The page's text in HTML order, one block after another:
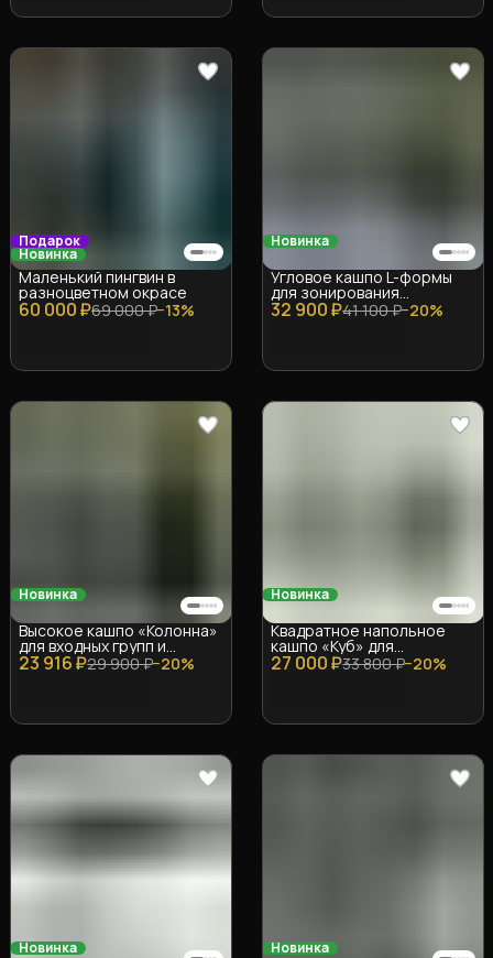
Подарок
Новинка
60 000 ₽69 000 ₽−13%
Маленький пингвин в
разноцветном окрасе
Новинка
32 900 ₽41 100 ₽−20%
Угловое кашпо L-формы
для зонирования
(Стеклопластик, цвет на
выбор)
Новинка
23 916 ₽29 900 ₽−20%
Высокое кашпо «Колонна»
для входных групп и
интерьера
(Стеклопластик)
Новинка
27 000 ₽33 800 ₽−20%
Квадратное напольное
кашпо «Куб» для
крупномеров
(Стеклопластик)
Новинка Новинка